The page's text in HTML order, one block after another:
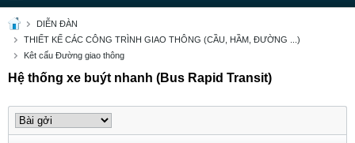
DIỄN ĐÀN
THIẾT KẾ CÁC CÔNG TRÌNH GIAO THÔNG (CẦU, HẦM, ĐƯỜNG ...)
Kêt cấu Đường giao thông
Hệ thống xe buýt nhanh (Bus Rapid Transit)